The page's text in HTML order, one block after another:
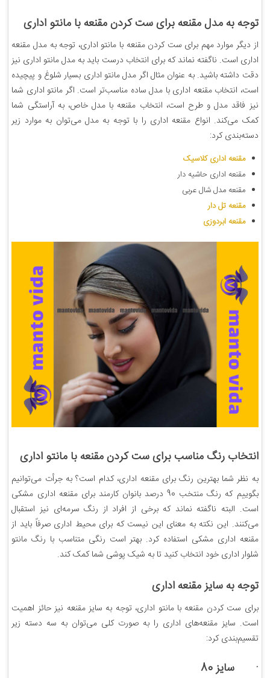
توجه به مدل مقنعه برای ست کردن مقنعه با مانتو اداری
از دیگر موارد مهم برای ست کردن مقنعه با مانتو اداری، توجه به مدل مقنعه
اداری است. ناگفته نماند که برای انتخاب درست باید به مدل مانتو اداری نیز
دقت داشته باشید. به عنوان مثال اگر مدل مانتو اداری بسیار شلوغ و پیچیده
است، انتخاب مقنعه اداری با مدل ساده مناسب‌تر است. اگر مانتو اداری شما
نیز فاقد مدل و طرح است، انتخاب مقنعه با مدل خاص، به آراستگی شما
کمک می‌کند. انواع مقنعه اداری را با توجه به مدل می‌توان به موارد زیر
دسته‌بندی کرد:
مقنعه اداری کلاسیک
مقنعه اداری حاشیه دار
مقنعه مدل شال عربی
مقنعه تل دار
مقنعه ابردوزی
انتخاب رنگ مناسب برای ست کردن مقنعه با مانتو اداری
به نظر شما بهترین رنگ برای مقنعه اداری، کدام است؟ به جرأت می‌توانیم
بگوییم که رنگ منتخب 90 درصد بانوان کارمند برای مقنعه اداری مشکی
است. البته ناگفته نماند که برخی از افراد از رنگ سرمه‌ای نیز استقبال
می‌کنند. این نکته به معنای این نیست که برای محیط اداری صرفاً باید از
مقنعه اداری مشکی استفاده کرد. بهتر است رنگی متناسب با رنگ مانتو
شلوار اداری خود انتخاب کنید تا به شیک پوشی شما کمک کند.
توجه به سایز مقنعه اداری
برای ست کردن مقنعه با مانتو اداری، توجه به سایز مقنعه نیز حائز اهمیت
است. سایز مقنعه‌های اداری را به صورت کلی می‌توان به سه دسته زیر
تقسیم‌بندی کرد:
· سایز 80